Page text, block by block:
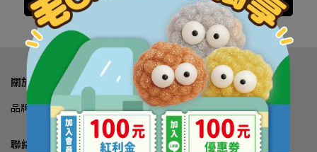
關於我們
品牌理念 常見問題 我的帳戶 退款政策 隱私政策 服務條款
聯絡資訊